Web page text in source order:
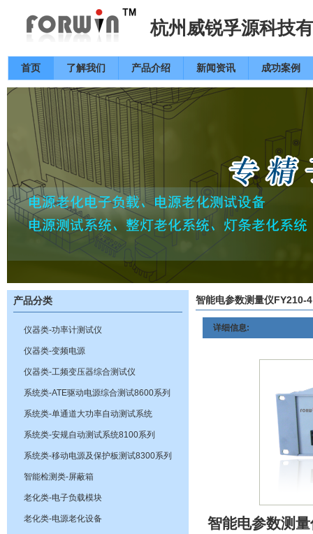
杭州威锐孚源科技
首页 了解我们 产品介绍 新闻资讯 成功案例
产品分类
仪器类-功率计测试仪
仪器类-变频电源
仪器类-工频变压器综合测试仪
系统类-ATE驱动电源综合测试8600系列
系统类-单通道大功率自动测试系统
系统类-安规自动测试系统8100系列
系统类-移动电源及保护板测试8300系列
智能检测类-屏蔽箱
老化类-电子负载模块
老化类-电源老化设备
智能电参数测量仪FY210-4
详细信息:
智能电参数测